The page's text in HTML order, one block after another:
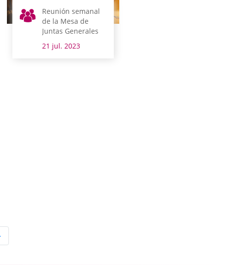
Reunión semanal
de la Mesa de
Juntas Generales
21 jul. 2023
Use TAB para desplazarse.